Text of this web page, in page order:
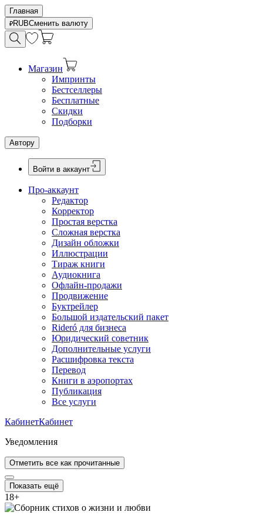
Главная
RUBСменить валюту
Магазин
Импринты
Бестселлеры
Бесплатные
Скидки
Подборки
Автору
Войти в аккаунт
Про-аккаунт
Редактор
Корректор
Простая верстка
Сложная верстка
Дизайн обложки
Иллюстрации
Тираж книги
Аудиокнига
Офлайн-продажи
Продвижение
Буктрейлер
Большой издательский пакет
Rideró для бизнеса
Юридический советник
Дополнительные услуги
Расшифровка текста
Перевод
Книги в аэропортах
Публикация
Все услуги
КабинетКабинет
Уведомления
Отметить все как прочитанные
Показать ещё
18+